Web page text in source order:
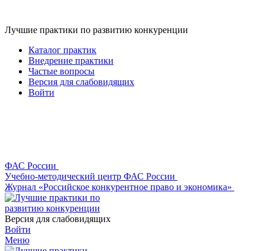
Лучшие практики по развитию конкуренции
Каталог практик
Внедрение практики
Частые вопросы
Версия для слабовидящих
Войти
ФАС России
Учебно-методический центр ФАС России
Журнал «Российское конкурентное право и экономика»
Версия для слабовидящих
Войти
Меню